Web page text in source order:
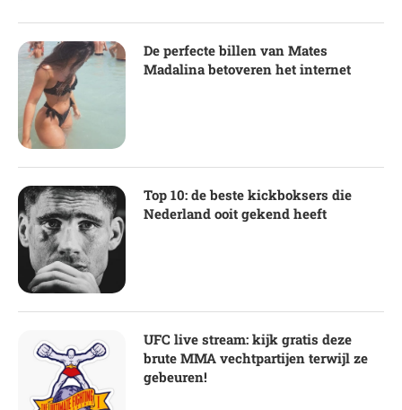
De perfecte billen van Mates
Madalina betoveren het internet
Top 10: de beste kickboksers die
Nederland ooit gekend heeft
UFC live stream: kijk gratis deze
brute MMA vechtpartijen terwijl ze
gebeuren!